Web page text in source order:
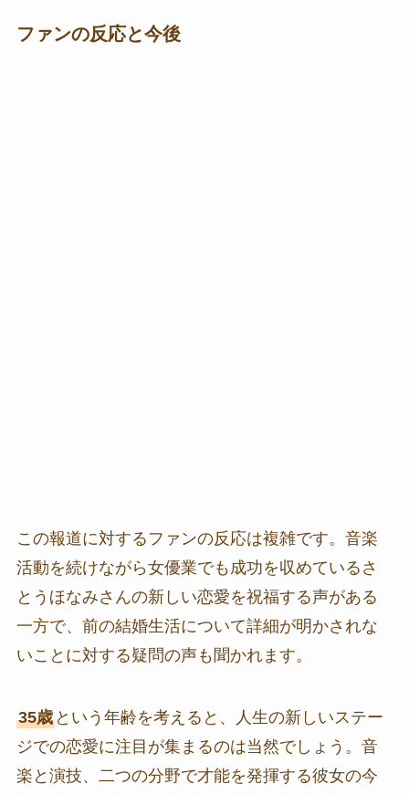
ファンの反応と今後
この報道に対するファンの反応は複雑です。音楽
活動を続けながら女優業でも成功を収めているさ
とうほなみさんの新しい恋愛を祝福する声がある
一方で、前の結婚生活について詳細が明かされな
いことに対する疑問の声も聞かれます。
35歳という年齢を考えると、人生の新しいステー
ジでの恋愛に注目が集まるのは当然でしょう。音
楽と演技、二つの分野で才能を発揮する彼女の今